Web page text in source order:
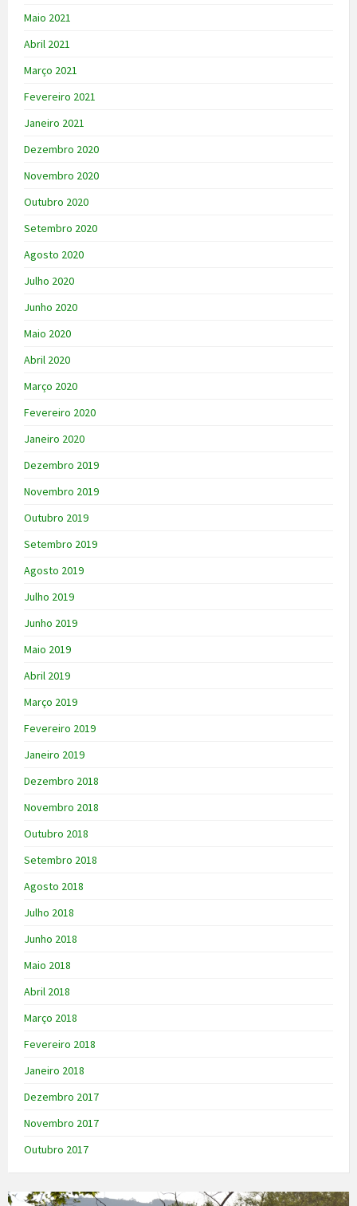
Maio 2021
Abril 2021
Março 2021
Fevereiro 2021
Janeiro 2021
Dezembro 2020
Novembro 2020
Outubro 2020
Setembro 2020
Agosto 2020
Julho 2020
Junho 2020
Maio 2020
Abril 2020
Março 2020
Fevereiro 2020
Janeiro 2020
Dezembro 2019
Novembro 2019
Outubro 2019
Setembro 2019
Agosto 2019
Julho 2019
Junho 2019
Maio 2019
Abril 2019
Março 2019
Fevereiro 2019
Janeiro 2019
Dezembro 2018
Novembro 2018
Outubro 2018
Setembro 2018
Agosto 2018
Julho 2018
Junho 2018
Maio 2018
Abril 2018
Março 2018
Fevereiro 2018
Janeiro 2018
Dezembro 2017
Novembro 2017
Outubro 2017